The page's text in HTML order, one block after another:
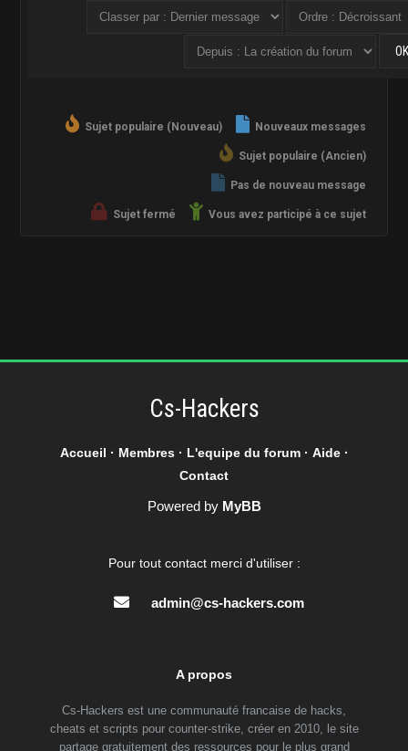
Nouveaux messages
Sujet populaire (Nouveau)
Sujet populaire (Ancien)
Pas de nouveau message
Vous avez participé à ce sujet
Sujet fermé
Cs-Hackers
Accueil · Membres· L'equipe du forum· Aide·
Contact
Powered by MyBB
Pour tout contact merci d'utiliser :
admin@cs-hackers.com
A propos
Cs-Hackers est une communauté francaise de hacks,
cheats et scripts pour counter-strike, créer en 2010, le site
partage gratuitement des ressources pour le plus grand